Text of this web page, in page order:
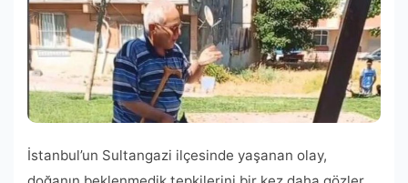
İstanbul’un Sultangazi ilçesinde yaşanan olay,